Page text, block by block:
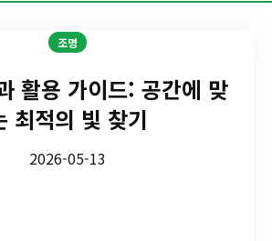
조명
활용 가이드: 공간에 맞
최적의 빛 찾기
2026-05-13